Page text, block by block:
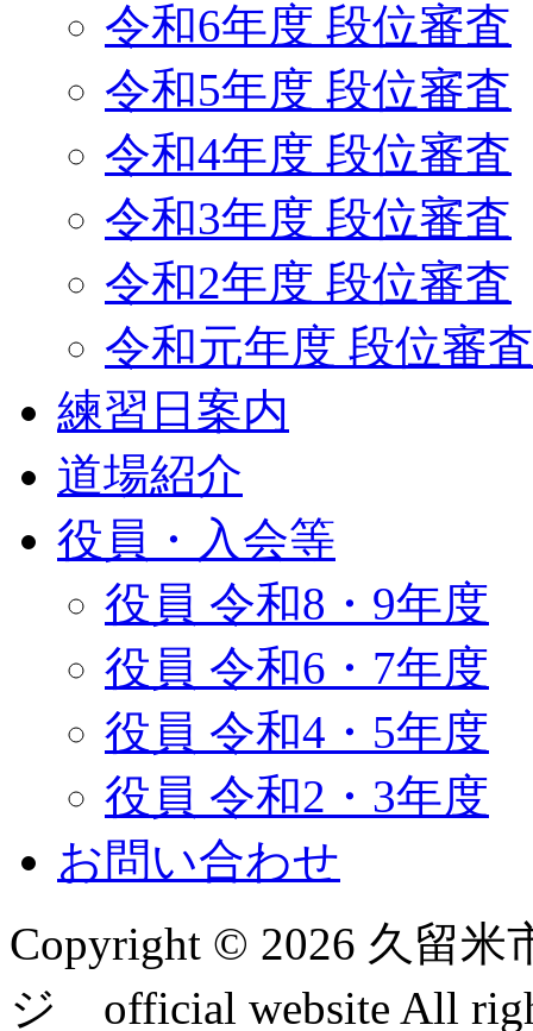
令和6年度 段位審査
令和5年度 段位審査
令和4年度 段位審査
令和3年度 段位審査
令和2年度 段位審査
令和元年度 段位審査
練習日案内
道場紹介
役員・入会等
役員 令和8・9年度
役員 令和6・7年度
役員 令和4・5年度
役員 令和2・3年度
お問い合わせ
Copyright © 2026 久留
ジ official website All